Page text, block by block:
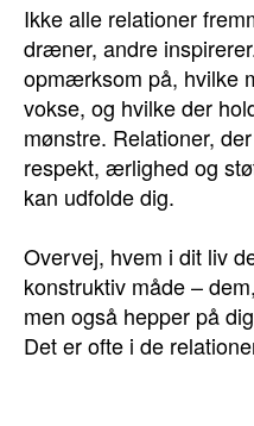
Ikke alle relationer
dræner, andre
opmærksom på, hvilke
vokse, og hvilke der
mønstre. Relationer,
respekt, ærlighed og
kan udfolde dig.
Overvej, hvem i dit liv
konstruktiv måde –
men også hepper på
Det er ofte i de